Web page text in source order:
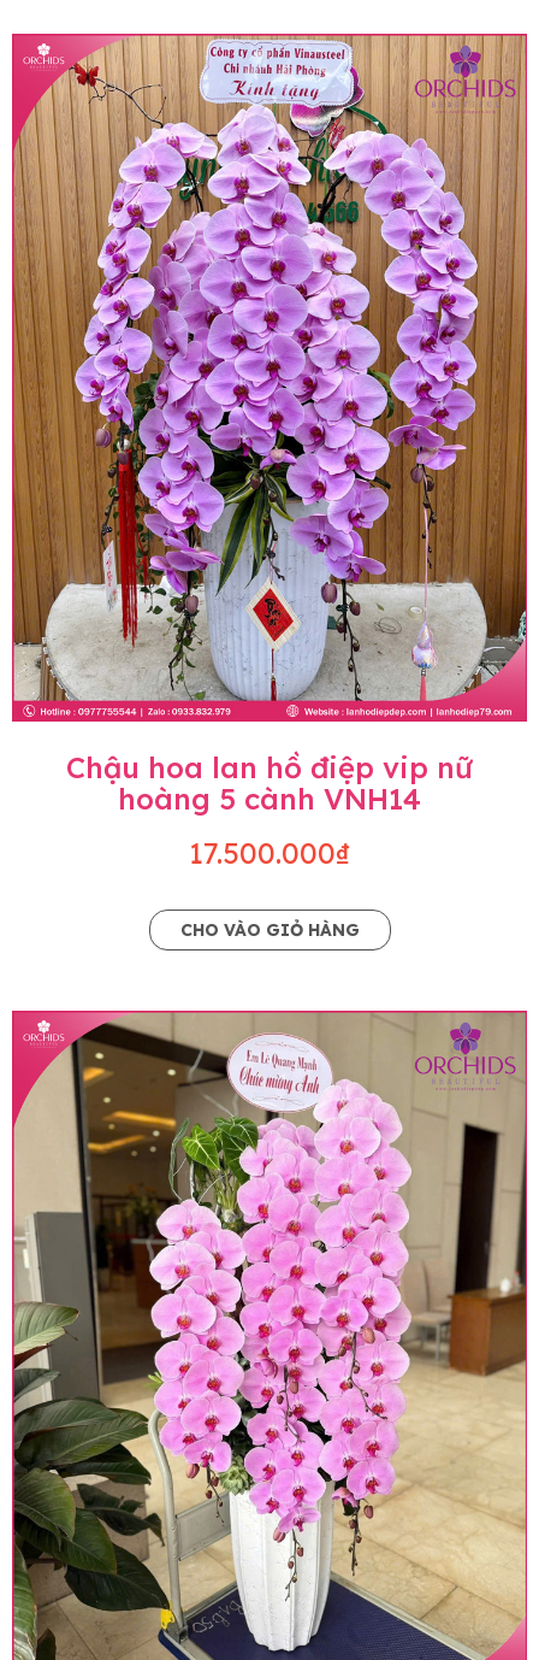
• Giá trên được miễn ship giao trong nội thành,
miễn phí in thiệp - banner theo yêu cầu khách
hàng.
• Beautiful Orchids liên kết với các cửa hàng
trên toàn quốc để phục vụ giao hoa tận nơi, mỗi
khu vực sẽ có mức giá khác nhau (tùy vào chi
phí mặt bằng, nguyên vật liệu,..) nên giá có thể sẽ
thay đổi so với giá niêm yết trên website. Khách
hàng ở Tỉnh thành khác vui lòng chủ động hỏi lại
giá trước khi đặt hàng, shop sẽ chủ động báo giá
chính xác khi có địa chỉ giao hàng cụ thể.
Chậu hoa lan hồ điệp vip nữ
hoàng 5 cành VNH14
17.500.000₫
CHO VÀO GIỎ HÀNG